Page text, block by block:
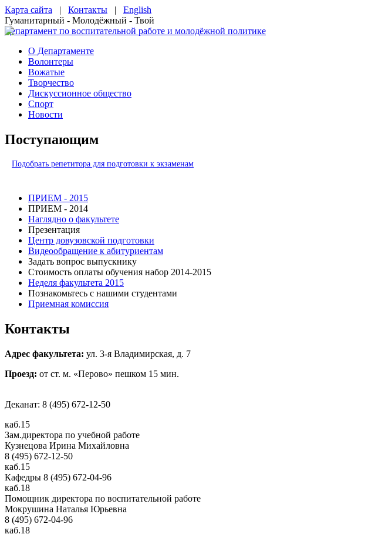
Карта сайта | Контакты | English
Гуманитарный - Молодёжный - Твой
Департамент по воспитательной работе и молодёжной политике
О Департаменте
Волонтеры
Вожатые
Творчество
Дискуссионное общество
Спорт
Новости
Поступающим
Подобрать репетитора для подготовки к экзаменам
ПРИЕМ - 2015
ПРИЕМ - 2014
Наглядно о факультете
Презентация
Центр довузовской подготовки
Видеообращение к абитуриентам
Задать вопрос выпускнику
Стоимость оплаты обучения набор 2014-2015
Неделя факультета 2015
Познакомьтесь с нашими студентами
Приемная комиссия
Контакты
Адрес факультета: ул. 3-я Владимирская, д. 7
Проезд: от ст. м. «Перово» пешком 15 мин.
Деканат: 8 (495) 672-12-50
каб.15
Зам.директора по учебной работе
Кузнецова Ирина Михайловна
8 (495) 672-12-50
каб.15
Кафедры 8 (495) 672-04-96
каб.18
Помощник директора по воспитательной работе
Мокрушина Наталья Юрьевна
8 (495) 672-04-96
каб.18